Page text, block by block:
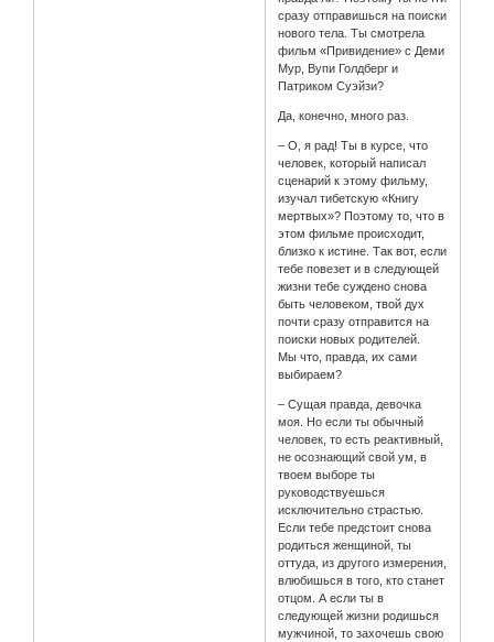
сразу отправишься на поиски
нового тела. Ты смотрела
фильм «Привидение» с Деми
Мур, Вупи Голдберг и
Патриком Суэйзи?
Да, конечно, много раз.
– О, я рад! Ты в курсе, что
человек, который написал
сценарий к этому фильму,
изучал тибетскую «Книгу
мертвых»? Поэтому то, что в
этом фильме происходит,
близко к истине. Так вот, если
тебе повезет и в следующей
жизни тебе суждено снова
быть человеком, твой дух
почти сразу отправится на
поиски новых родителей.
Мы что, правда, их сами
выбираем?
– Сущая правда, девочка
моя. Но если ты обычный
человек, то есть реактивный,
не осознающий свой ум, в
твоем выборе ты
руководствуешься
исключительно страстью.
Если тебе предстоит снова
родиться женщиной, ты
оттуда, из другого измерения,
влюбишься в того, кто станет
отцом. А если ты в
следующей жизни родишься
мужчиной, то захочешь свою